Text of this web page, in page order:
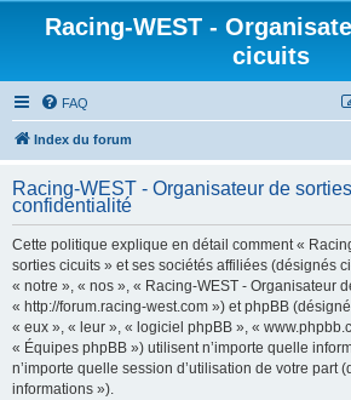
Racing-WEST -
cicuits
FAQ
Index du forum
Racing-WEST - Organisateur de
confidentialité
Cette politique explique en détail comment «
sorties cicuits » et ses sociétés affiliées (désignés
« notre », « nos », « Racing-WEST - Organisateur
« http://forum.racing-west.com ») et phpBB
« eux », « leur », « logiciel phpBB », «
« Équipes phpBB ») utilisent n’importe quelle
n’importe quelle session d’utilisation de votre part
informations »).